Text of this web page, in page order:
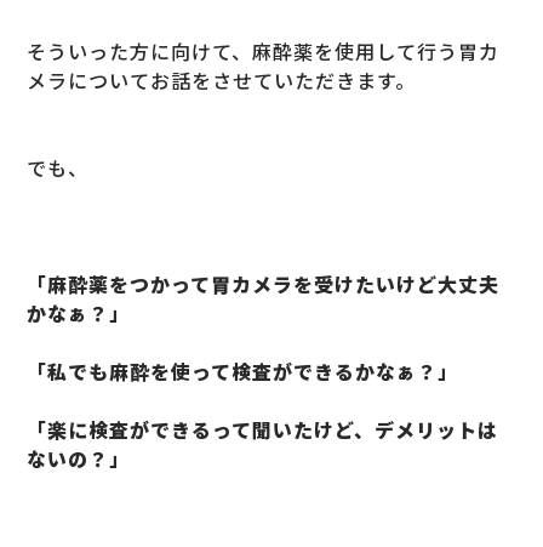
そういった方に向けて、麻酔薬を使用して行う胃カ
メラについてお話をさせていただきます。
でも、
「麻酔薬をつかって胃カメラを受けたいけど大丈夫
かなぁ？」
「私でも麻酔を使って検査ができるかなぁ？」
「楽に検査ができるって聞いたけど、デメリットは
ないの？」